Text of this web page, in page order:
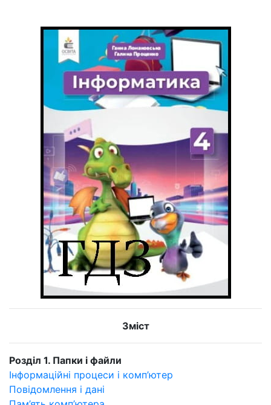
Зміст
Розділ 1. Папки і файли
Інформаційні процеси і комп’ютер
Повідомлення і дані